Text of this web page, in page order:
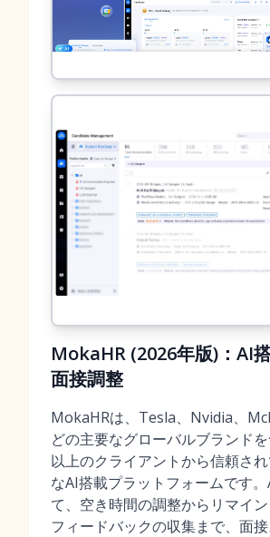
MokaHR (2026年版)：AI
面接調整
MokaHRは、Tesla、Nvidia、
どの主要なグローバルブランド
以上のクライアントから信頼さ
なAI搭載プラットフォームです
て、空き時間の調整からリマイン
フィードバックの収集まで、面